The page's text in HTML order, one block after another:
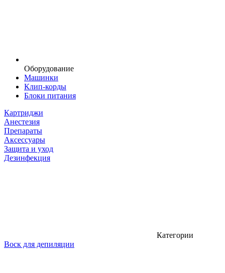
Оборудование
Машинки
Клип-корды
Блоки питания
Картриджи
Анестезия
Препараты
Аксессуары
Защита и уход
Дезинфекция
Категории
Воск для депиляции